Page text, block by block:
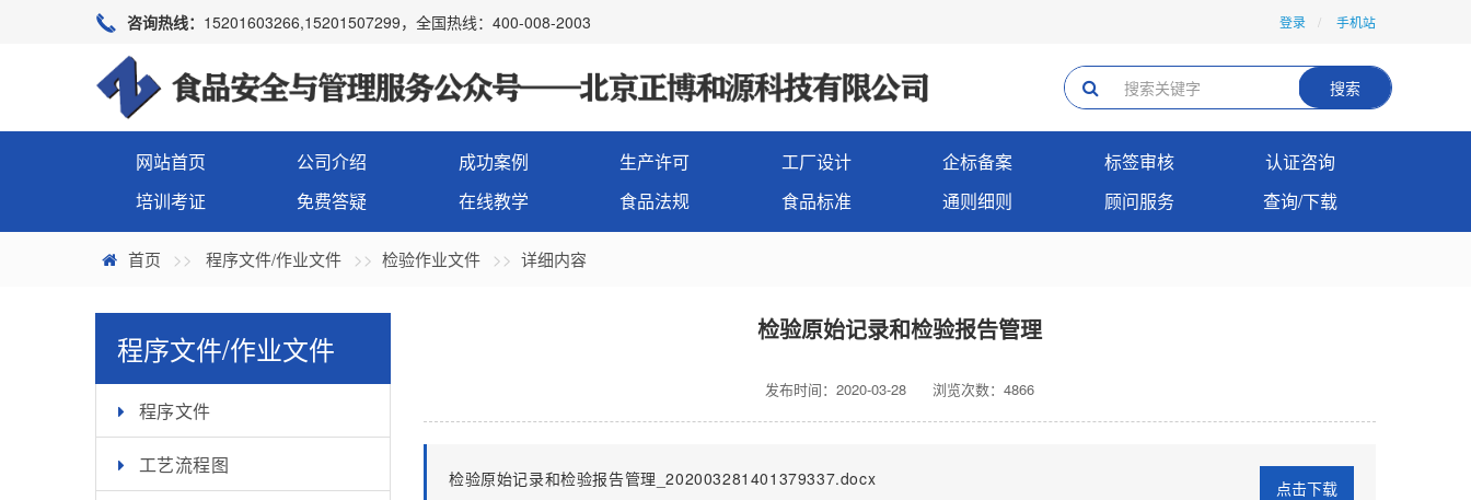
咨询热线： 15201603266,15201507299，全国热线：400-008-2003 登录 手机站
搜索
网站首页 公司介绍 成功案例 生产许可 工厂设计 企标备案 标签审核
认证咨询
培训考证
免费答疑 在线教学 食品法规 食品标准 通则细则 顾问服务 查询/下载
首页 程序文件/作业文件 检验作业文件 详细内容
程序文件/作业文件
程序文件
工艺流程图
检验原始记录和检验报告管理
发布时间：2020-03-28 浏览次数：4866
检验原始记录和检验报告管理_202003281401379337.docx 点击下载